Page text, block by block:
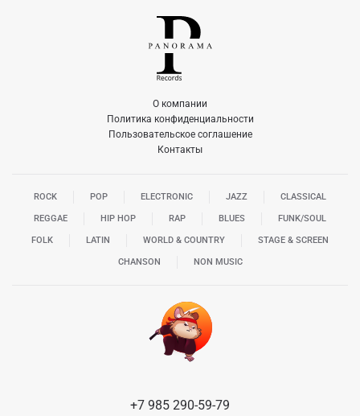
О компании
Политика конфиденциальности
Пользовательское соглашение
Контакты
ROCK POP ELECTRONIC JAZZ CLASSICAL
REGGAE HIP HOP RAP BLUES FUNK/SOUL
FOLK LATIN WORLD & COUNTRY STAGE & SCREEN
CHANSON NON MUSIC
+7 985 290-59-79